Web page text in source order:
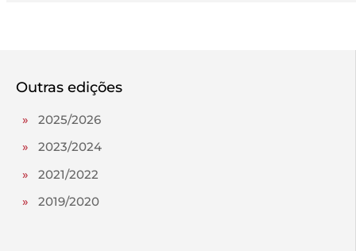
Outras edições
» 2025/2026
» 2023/2024
» 2021/2022
» 2019/2020